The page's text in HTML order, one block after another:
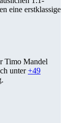
eine erstklassige
Timo Mandel
unter+49